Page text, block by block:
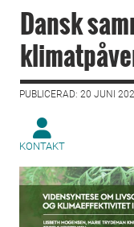
Dansk
PUBLICERAD: 20 JUNI
KONTAKT